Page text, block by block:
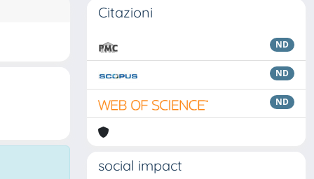
Citazioni
ND
ND
ND
social impact